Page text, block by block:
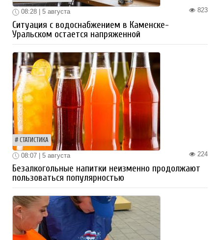
823
08:28 | 5 августа
Ситуация с водоснабжением в Каменске-
Уральском остается напряженной
СТАТИСТИКА
224
08:07 | 5 августа
Безалкогольные напитки неизменно продолжают
пользоваться популярностью